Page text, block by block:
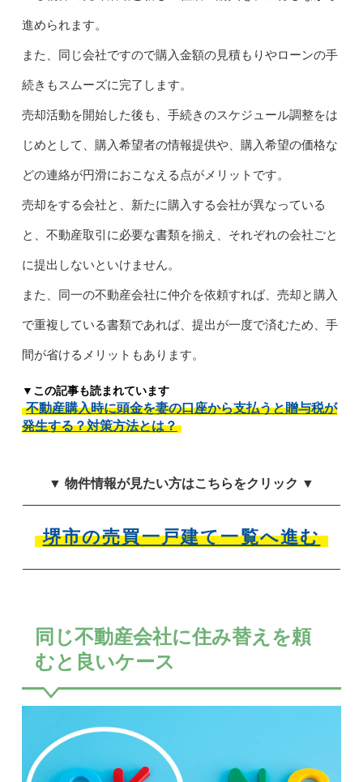
進められます。
また、同じ会社ですので購入金額の見積もりやローンの手
続きもスムーズに完了します。
売却活動を開始した後も、手続きのスケジュール調整をは
じめとして、購入希望者の情報提供や、購入希望の価格な
どの連絡が円滑におこなえる点がメリットです。
売却をする会社と、新たに購入する会社が異なっている
と、不動産取引に必要な書類を揃え、それぞれの会社ごと
に提出しないといけません。
また、同一の不動産会社に仲介を依頼すれば、売却と購入
で重複している書類であれば、提出が一度で済むため、手
間が省けるメリットもあります。
▼この記事も読まれています
不動産購入時に頭金を妻の口座から支払うと贈与税が
発生する？対策方法とは？
▼ 物件情報が見たい方はこちらをクリック ▼
堺市の売買一戸建て一覧へ進む
同じ不動産会社に住み替えを頼
むと良いケース